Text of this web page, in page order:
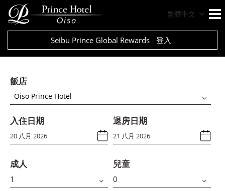
繁體中文
Seibu Prince Global Rewards 登入
飯店
Oiso Prince Hotel
入住日期 退房日期
成人 兒童